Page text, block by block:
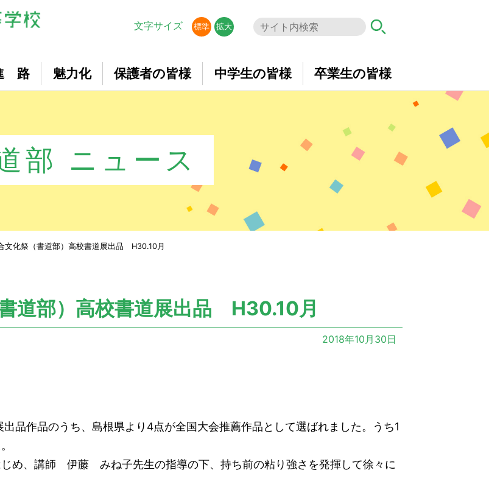
文字サイズ
標準 拡大
路 魅力化 保護者の皆様 中学生の皆様 卒業生の皆様
部 ニュース
文化祭（書道部）高校書道展出品 H30.10月
道部）高校書道展出品 H30.10月
2018年10月30日
品作品のうち、島根県より4点が全国大会推薦作品として選ばれました。うち1
め、講師 伊藤 みね子先生の指導の下、持ち前の粘り強さを発揮して徐々に